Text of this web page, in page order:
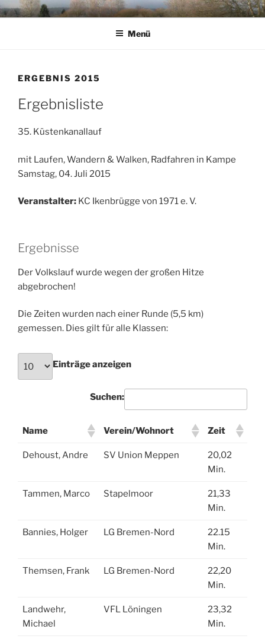
Zum
InhaltKC IKENBRUEGGE
Menü
ERGEBNIS 2015
Ergebnisliste
35. Küstenkanallauf
mit Laufen, Wandern & Walken, Radfahren in Kampe
Samstag, 04. Juli 2015
Veranstalter: KC Ikenbrügge von 1971 e. V.
Ergebnisse
Der Volkslauf wurde wegen der großen Hitze
abgebrochen!
Die Zeiten wurden nach einer Runde (5,5 km)
gemessen. Dies gilt für alle Klassen:
Einträge anzeigen
Suchen:
Name Verein/Wohnort Zeit
Dehoust, Andre SV Union Meppen
20,02
Min.
Tammen, Marco Stapelmoor
21,33
Min.
Bannies, Holger LG Bremen-Nord
22.15
Min.
Themsen, Frank LG Bremen-Nord
22,20
Min.
Landwehr,
Michael
VFL Löningen
23,32
Min.